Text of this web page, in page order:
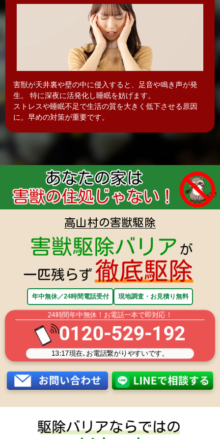
害獣が天井裏や壁の中に侵入すると、足音や鳴き声が発
生。 特に深夜に活発化し睡眠を妨げます。
ストレスや睡眠不足で生活の質を大きく低下させる原因
に。早めの対策が重要です。
高山村の害獣駆除
年中無休／24時間電話受付 現地調査・お見積り無料
24時間年中無休！お電話一本で即対応！
0120-529-192
13:17現在､お電話繋がりやすいです。